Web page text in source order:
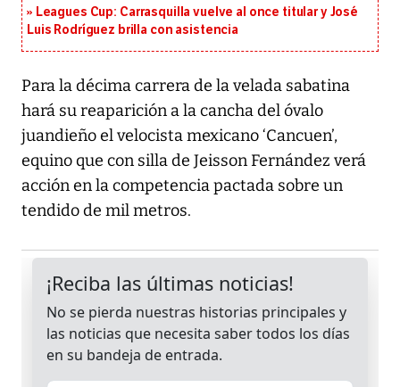
Leagues Cup: Carrasquilla vuelve al once titular y José
Luis Rodríguez brilla con asistencia
Para la décima carrera de la velada sabatina
hará su reaparición a la cancha del óvalo
juandieño el velocista mexicano ‘Cancuen’,
equino que con silla de Jeisson Fernández verá
acción en la competencia pactada sobre un
tendido de mil metros.